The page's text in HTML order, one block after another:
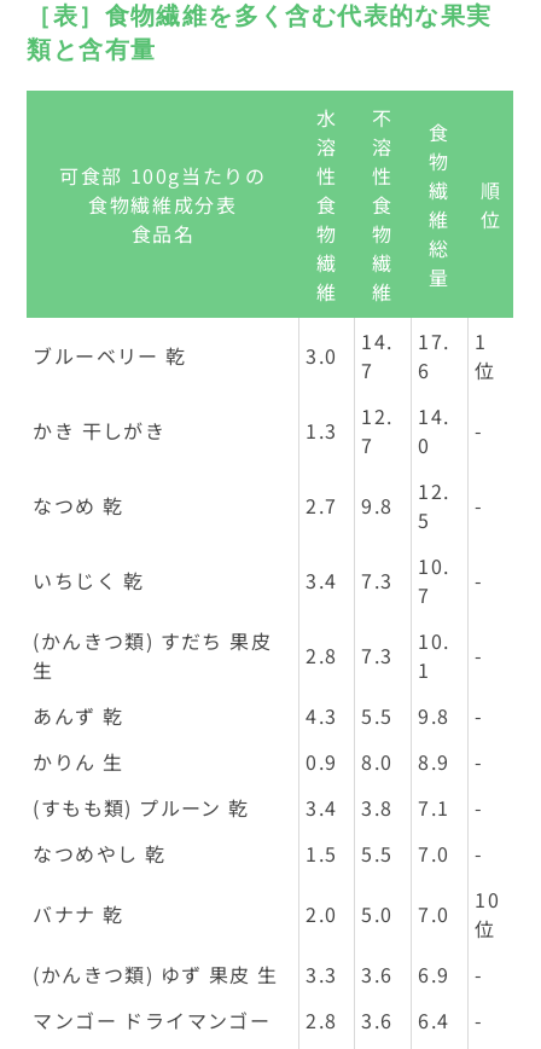
［表］食物繊維を多く含む代表的な果実
類と含有量
可食部 100g当たりの
食物繊維成分表
食品名
水
溶
性
食
物
繊
維
不
溶
性
食
物
繊
維
食
物
繊
維
総
量
順
位
ブルーベリー 乾 3.0
14.
7
17.
6
1
位
かき 干しがき 1.3
12.
7
14.
0
-
なつめ 乾 2.7 9.8
12.
5
-
いちじく 乾 3.4 7.3
10.
7
-
(かんきつ類) すだち 果皮
生
2.8 7.3
10.
1
-
あんず 乾 4.3 5.5 9.8
-
かりん 生
0.9 8.0 8.9
-
(すもも類) プルーン 乾
3.4 3.8 7.1
-
なつめやし 乾
1.5 5.5 7.0 -
バナナ 乾 2.0 5.0 7.0
10
位
(かんきつ類) ゆず 果皮 生
3.3 3.6 6.9
-
マンゴー ドライマンゴー
2.8 3.6 6.4
-